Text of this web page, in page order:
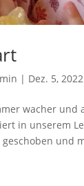
| Dez. 5, 2022
wacher und
in unserem
und